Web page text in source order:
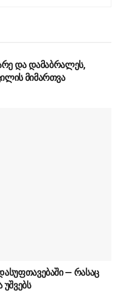
და დამაბრალეს,
მიმართვა
— რასაც